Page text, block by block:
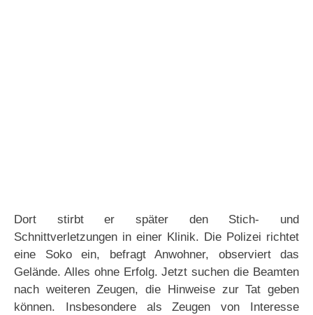
Dort stirbt er später den Stich- und
Schnittverletzungen in einer Klinik. Die Polizei richtet
eine Soko ein, befragt Anwohner, observiert das
Gelände. Alles ohne Erfolg. Jetzt suchen die Beamten
nach weiteren Zeugen, die Hinweise zur Tat geben
können. Insbesondere als Zeugen von Interesse